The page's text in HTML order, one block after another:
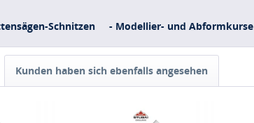
Schnitzen - Modellier- und Abformkurse
Kunden haben sich ebenfalls angesehen